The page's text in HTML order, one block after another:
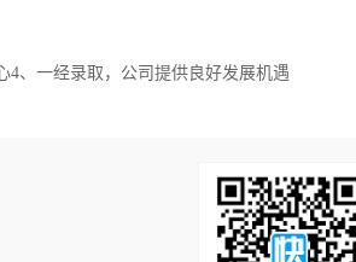
4、一经录取，公司提供良好发展机遇